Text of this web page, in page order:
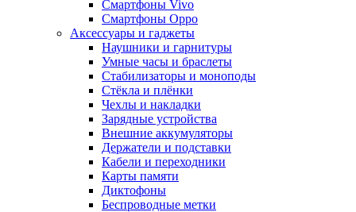
Смартфоны Vivo
Смартфоны Oppo
Аксессуары и гаджеты
Наушники и гарнитуры
Умные часы и браслеты
Стабилизаторы и моноподы
Стёкла и плёнки
Чехлы и накладки
Зарядные устройства
Внешние аккумуляторы
Держатели и подставки
Кабели и переходники
Карты памяти
Диктофоны
Беспроводные метки